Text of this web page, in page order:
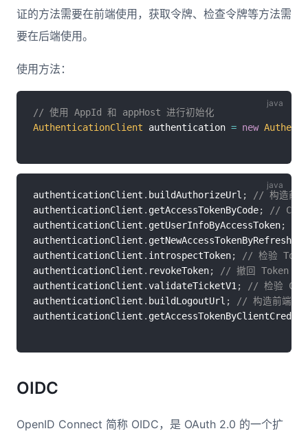
证的方法需要在前端使用，获取令牌、检查令牌等方法需
要在后端使用。
使用方法：
// 使用 AppId 和 appHost 进行初始化
AuthenticationClient authentication = new
authenticationClient . buildAuthorizeUrl ;
// 构造前端
authenticationClient . getAccessTokenByCode;
//
authenticationClient . getUserInfoByAccessToken;
authenticationClient .
authenticationClient . introspectToken;
// 检验
authenticationClient . revokeToken;
// 撤回 Token
authenticationClient .validateTicketV1 ;
// 检验
authenticationClient . buildLogoutUrl ;
// 构造前端登
authenticationClient .
OIDC
OpenID Connect 简称 OIDC，是 OAuth 2.0 的一个扩